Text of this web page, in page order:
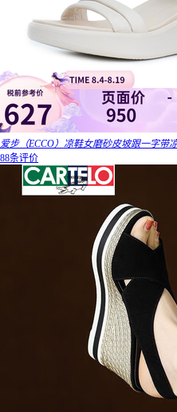
爱步（ECCO）凉鞋女磨砂皮坡跟一字带
88条评价